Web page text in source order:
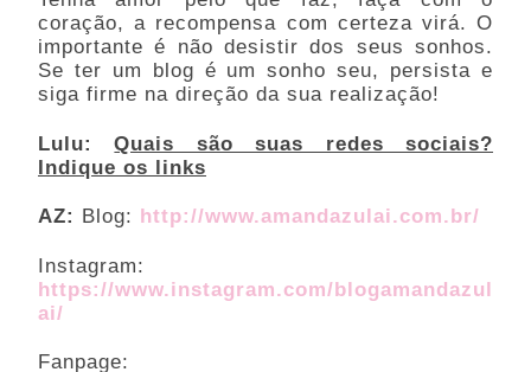
coração, a recompensa com certeza virá. O
importante é não desistir dos seus sonhos.
Se ter um blog é um sonho seu, persista e
siga firme na direção da sua realização!
Lulu:
Quais são suas redes sociais?
Indique os links
AZ: Blog: http://www.amandazulai.com.br/
https://www.instagram.com/blogamandazul
ai/